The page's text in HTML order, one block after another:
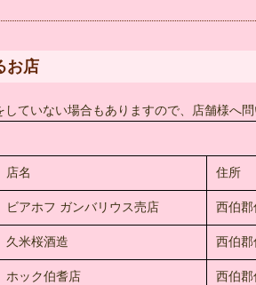
お店
ていない場合もありますので、店舗様へ
店名 住所
ビアホフ ガンバリウス売店 西伯
久米桜酒造 西伯
ホック伯耆店 西伯